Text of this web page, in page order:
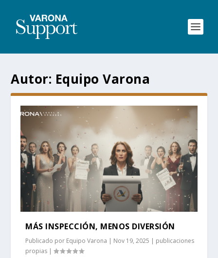
Autor: Equipo Varona
MÁS INSPECCIÓN, MENOS DIVERSIÓN
Publicado por Equipo Varona | Nov 19, 2025 | publicaciones
propias |